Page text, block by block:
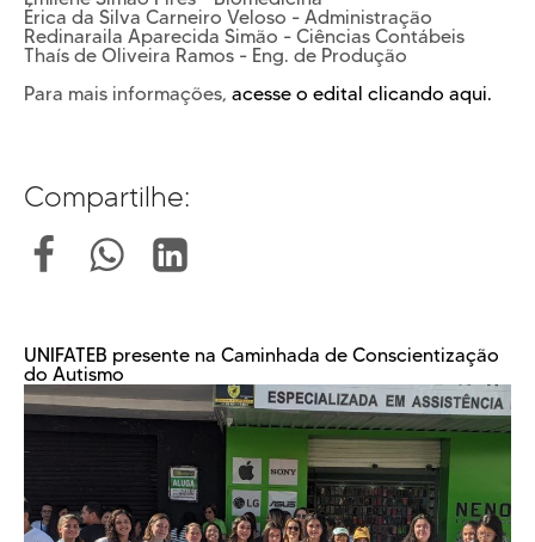
Érica da Silva Carneiro Veloso - Administração
Redinaraila Aparecida Simão - Ciências Contábeis
Thaís de Oliveira Ramos - Eng. de Produção
Para mais informações, acesse o edital clicando aqui.
Compartilhe:
UNIFATEB presente na Caminhada de Conscientização
do Autismo